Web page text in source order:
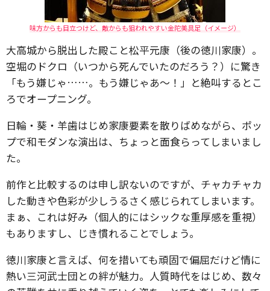
味方からも目立つけど、敵からも狙われやすい金陀美具足（イメージ）
大高城から脱出した殿こと松平元康（後の徳川家康）。
空堀のドクロ（いつから死んでいたのだろう？）に驚き
「もう嫌じゃ……。もう嫌じゃあ～！」と絶叫するとこ
ろでオープニング。
日輪・葵・羊歯はじめ家康要素を散りばめながら、ポッ
プで和モダンな演出は、ちょっと面食らってしまいまし
た。
前作と比較するのは申し訳ないのですが、チャカチャカ
した動きや色彩が少しうるさく感じられてしまいます。
まぁ、これは好み（個人的にはシックな重厚感を重視）
もありますし、じき慣れることでしょう。
徳川家康と言えば、何を措いても頑固で偏屈だけど情に
熱い三河武士団との絆が魅力。人質時代をはじめ、数々